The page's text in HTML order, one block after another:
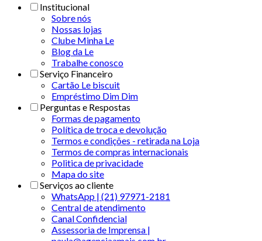
Institucional
Sobre nós
Nossas lojas
Clube Minha Le
Blog da Le
Trabalhe conosco
Serviço Financeiro
Cartão Le biscuit
Empréstimo Dim Dim
Perguntas e Respostas
Formas de pagamento
Política de troca e devolução
Termos e condições - retirada na Loja
Termos de compras internacionais
Politica de privacidade
Mapa do site
Serviços ao cliente
WhatsApp | (21) 97971-2181
Central de atendimento
Canal Confidencial
Assessoria de Imprensa |